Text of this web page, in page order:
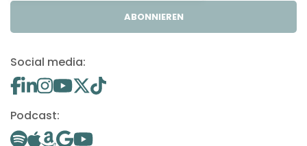
ABONNIEREN
Social media:
Podcast: